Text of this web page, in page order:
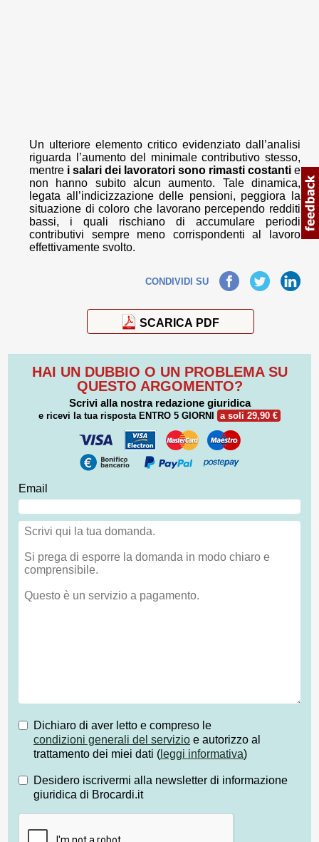
Un ulteriore elemento critico evidenziato dall’analisi
riguarda l’aumento del minimale contributivo stesso,
mentre i salari dei lavoratori sono rimasti costanti e
non hanno subito alcun aumento. Tale dinamica,
legata all’indicizzazione delle pensioni, peggiora la
situazione di coloro che lavorano percependo redditi
bassi, i quali rischiano di accumulare periodi
contributivi sempre meno corrispondenti al lavoro
effettivamente svolto.
CONDIVIDI SUFacebook TwitterLinkedIn
SCARICA PDF
HAI UN DUBBIO O UN PROBLEMA SU
QUESTO ARGOMENTO?
Scrivi alla nostra redazione giuridica
e ricevi la tua risposta ENTRO 5 GIORNI a soli 29,90 €
Email
Dichiaro di aver letto e compreso le
condizioni generali del servizio e autorizzo al
trattamento dei miei dati ( leggi informativa)
Desidero iscrivermi alla newsletter di informazione
giuridica di Brocardi.it